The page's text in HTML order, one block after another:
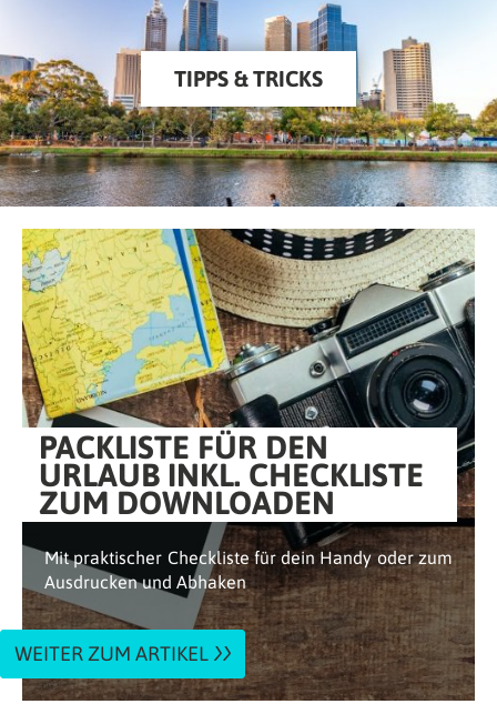
TIPPS & TRICKS
PACKLISTE FÜR DEN
URLAUB INKL. CHECKLISTE
ZUM DOWNLOADEN
Mit praktischer Checkliste für dein Handy oder zum
Ausdrucken und Abhaken
WEITER ZUM ARTIKEL